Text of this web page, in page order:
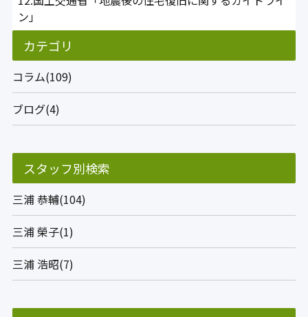
カテゴリ
コラム(109)
ブログ(4)
スタッフ別検索
三浦 恭輔(104)
三浦 榮子(1)
三浦 浩昭(7)
ン」